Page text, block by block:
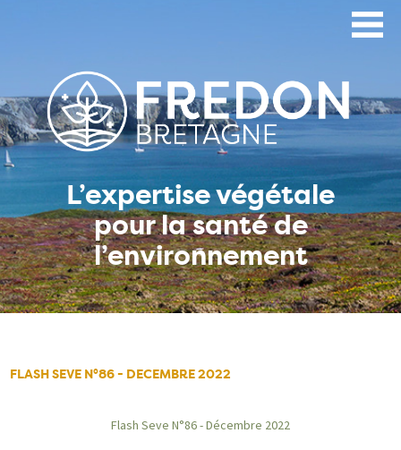
L’expertise végétale
pour la santé de
l’environnement
FLASH SEVE N°86 - DECEMBRE 2022
Flash Seve N°86 - Décembre 2022